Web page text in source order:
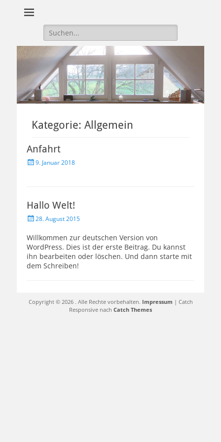
Suche
nach:
Kategorie: Allgemein
Anfahrt
Veröffentlicht
9. Januar 2018
Hallo Welt!
Veröffentlicht
28. August 2015
Willkommen zur deutschen Version von
WordPress. Dies ist der erste Beitrag. Du kannst
ihn bearbeiten oder löschen. Und dann starte mit
dem Schreiben!
Copyright © 2026 . Alle Rechte vorbehalten. Impressum | Catch
Responsive nach Catch Themes